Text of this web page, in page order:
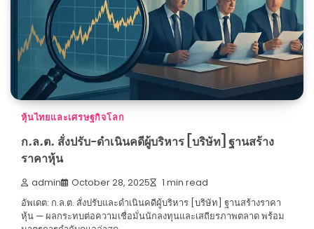
หุ้นไทยและเศรษฐกิจโลก
ก.ล.ต. สั่งปรับ-ดำเนินคดีผู้บริหาร [บริษัท] ฐานสร้าง
ราคาหุ้น
admin October 28, 2025 1 min read
อัพเดต: ก.ล.ต. สั่งปรับและดำเนินคดีผู้บริหาร [บริษัท] ฐานสร้างราคา
หุ้น — ผลกระทบต่อความเชื่อมั่นนักลงทุนและเสถียรภาพตลาด พร้อม